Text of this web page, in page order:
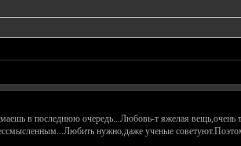
в последнюю очередь...Любовь-т яжелая вещь,очень
нужно,даже ученые